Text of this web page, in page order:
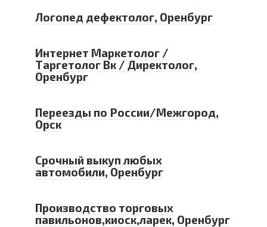
Логопед дефектолог, Оренбург
Интернет Маркетолог /
Таргетолог Вк / Директолог,
Оренбург
Переезды по России/Межгород,
Орск
Срочный выкуп любых
автомобили, Оренбург
Производство торговых
павильонов,киоск,ларек, Оренбург